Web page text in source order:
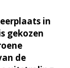
in
gekozen
de